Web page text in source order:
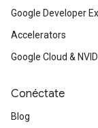
Google Developer
Accelerators
Google Cloud &
Conéctate
Blog